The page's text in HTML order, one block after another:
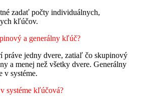
zadať počty individuálnych,
kľúčov.
a generálny kľúč?
jedny dvere, zatiaľ čo skupinový
a menej než všetky dvere. Generálny
v systéme.
systéme kľúčová?